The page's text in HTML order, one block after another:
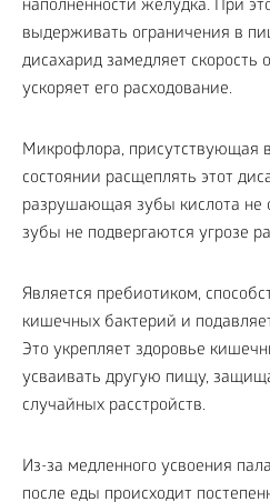
наполненности желудка. При
выдерживать ограничения в
дисахарид замедляет
ускоряет его расходование.
Микрофлора, присутствующая
состоянии расщеплять этот
разрушающая зубы кислота не
зубы не подвергаются угрозе
Является пребиотиком,
кишечных бактерий и
Это укрепляет здоровье
усваивать другую пищу,
случайных расстройств.
Из-за медленного усвоения
после еды происходит